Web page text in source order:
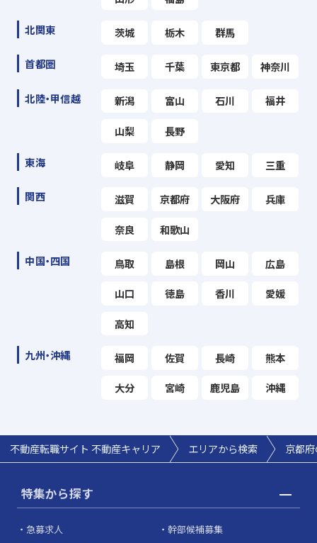
北関東 茨城 栃木 群馬
首都圏 埼玉 千葉 東京都 神奈川
北陸・甲信越 新潟 富山 石川 福井
山梨 長野
東海 岐阜 静岡 愛知 三重
関西 滋賀 京都府 大阪府 兵庫
奈良 和歌山
中国・四国 鳥取 島根 岡山 広島
山口 徳島 香川 愛媛
高知
九州・沖縄 福岡 佐賀 長崎 熊本
大分 宮崎 鹿児島 沖縄
不動産転職サイト 不動産キャリア エリアから検索 京都
特集から探す
急募求人
幹部候補募集